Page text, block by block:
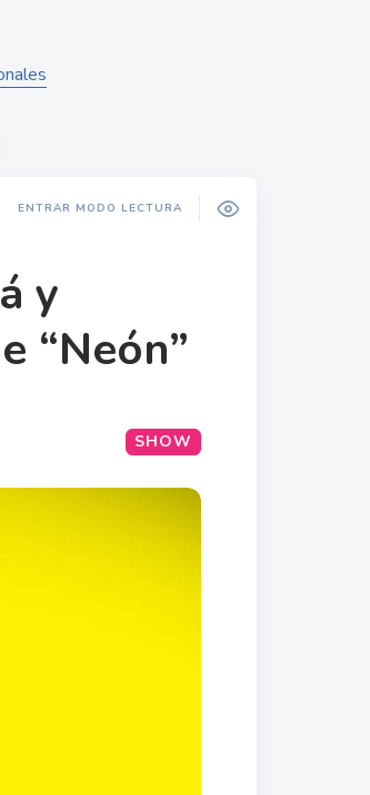
ENTRAR MODO LECTURA
y
“Neón”
SHOW